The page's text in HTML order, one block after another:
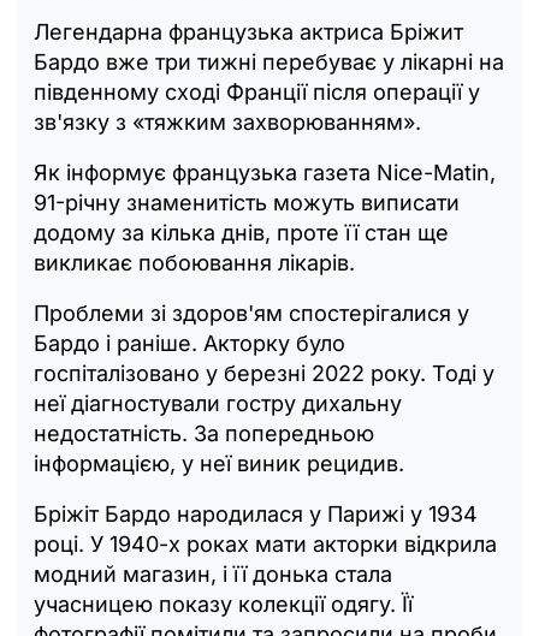
Легендарна французька актриса Бріжит
Бардо вже три тижні перебуває у лікарні на
південному сході Франції після операції у
зв'язку з «тяжким захворюванням».
Як інформує французька газета Nice-Matin,
91-річну знаменитість можуть виписати
додому за кілька днів, проте її стан ще
викликає побоювання лікарів.
Проблеми зі здоров'ям спостерігалися у
Бардо і раніше. Акторку було
госпіталізовано у березні 2022 року. Тоді у
неї діагностували гостру дихальну
недостатність. За попередньою
інформацією, у неї виник рецидив.
Бріжіт Бардо народилася у Парижі у 1934
році. У 1940-х роках мати акторки відкрила
модний магазин, і її донька стала
учасницею показу колекції одягу. Її